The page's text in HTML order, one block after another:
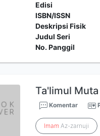
Edisi
ISBN/ISSN
Deskripsi Fisik
Judul Seri
No. Panggil
Ta'limul
Komentar
Imam Az-zarnuji